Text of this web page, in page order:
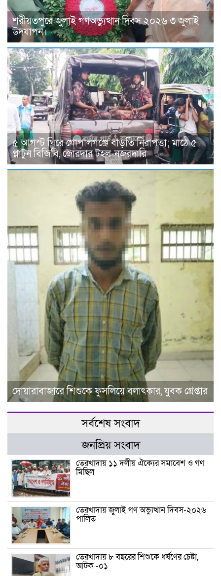
শরীয়তপুরে জুলাই গণঅভ্যুত্থান দিবস ২০২৬ ৩ জুলাই
উদযাপন।
৫ আগস্ট ঘিরে গোপালগঞ্জে বাড়তি নিরাপত্তা; মাঠে ৫
প্লাটুন বিজিবি, জোরদার টহল-নজরদারি
দোয়ারাবাজারে শিশুকে ফুসলিয়ে বলাৎকার, যুবক গ্রেপ্তার
সর্বশেষ সংবাদ
জনপ্রিয় সংবাদ
তেরখাদায় ১১ দলীয় ঐক্যের সমাবেশ ও গণ
মিছিল
তেরখাদায় জুলাই গণ অভ্যুত্থান দিবস-২০২৬
পালিত
তেরখাদায় ৮ বছরের শিশুকে ধর্ষণের চেষ্টা,
আটক -০১